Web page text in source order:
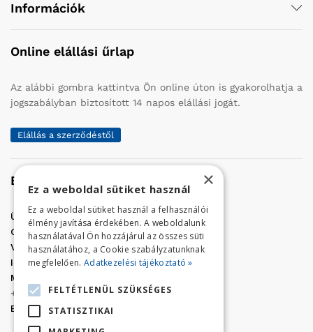
Információk
Online elállási űrlap
Az alábbi gombra kattintva Ön online úton is gyakorolhatja a
jogszabályban biztosított 14 napos elállási jogát.
Elállás a szerződéstől
Elérhetőség
Üzletünk címe:Szolnok, Vércse út 17.
Golf Center Áruház:06 (56) 423-324
VÁR-Kert Áruház: 06 (56) 429-771
Iroda:06 (56) 421-857
Megrendelés, termék információ:
+36 (70) 938-3356
E-mail:
golfaruhaz@gmail.com
×
Ez a weboldal sütiket használ
Ez a weboldal sütiket használ a felhasználói
élmény javítása érdekében. A weboldalunk
használatával Ön hozzájárul az összes süti
használatához, a Cookie szabályzatunknak
megfelelően. Adatkezelési tájékoztató »
FELTÉTLENÜL SZÜKSÉGES
STATISZTIKAI